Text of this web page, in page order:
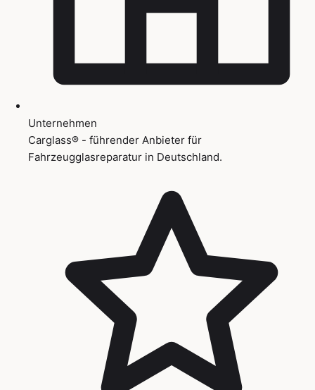
Unternehmen
Carglass® - führender Anbieter für
Fahrzeugglasreparatur in Deutschland.